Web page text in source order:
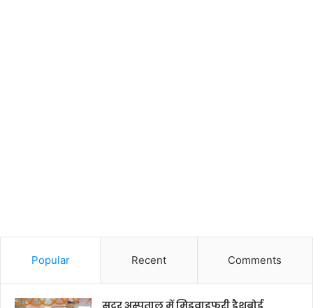
Popular Recent Comments